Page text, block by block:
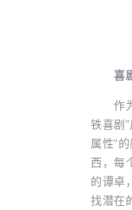
喜
作为
铁喜剧
属性”
西，每
的谭卓
找潜在